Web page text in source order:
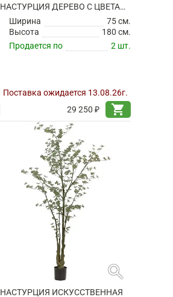
НАСТУРЦИЯ ДЕРЕВО С ЦВЕТАМИ БУРГУНДИ ИСКУССТВЕННАЯ
Ширина
75 см.
Высота
180 см.
Продается по
2 шт.
Поставка ожидается 13.08.26г.
29 250 ₽
shopping_cart
search
НАСТУРЦИЯ ИСКУССТВЕННАЯ